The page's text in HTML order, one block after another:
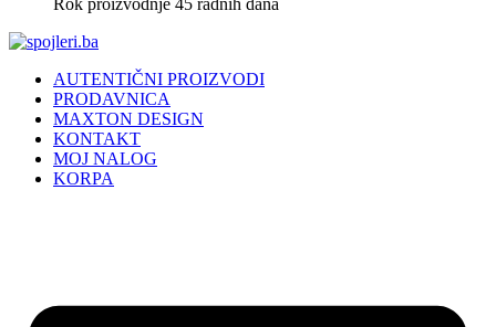
Rok proizvodnje 45 radnih dana
AUTENTIČNI PROIZVODI
PRODAVNICA
MAXTON DESIGN
KONTAKT
MOJ NALOG
KORPA